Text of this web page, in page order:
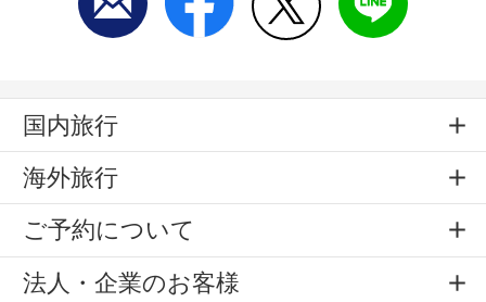
国内旅行
海外旅行
ご予約について
法人・企業のお客様